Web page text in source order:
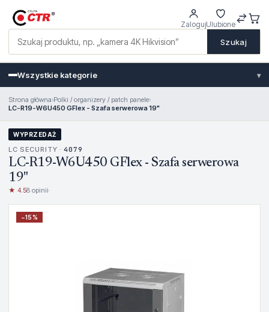
Szukaj
ZalogujUlubione
Wszystkie kategorie ▾
Strona główna›Polki / organizery / patch panele›
LC-R19-W6U450 GFlex - Szafa serwerowa 19"
WYPRZEDAŻ
LC SECURITY · 4079
LC-R19-W6U450 GFlex - Szafa serwerowa
19"
★ 4.58 opinii·
−15%